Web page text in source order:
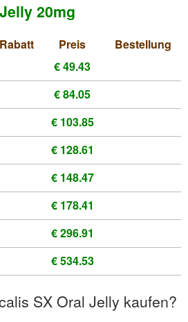
20mg
Rabatt Preis
Bestellung
€ 49.43
€ 84.05
€ 103.85
€ 128.61
€ 148.47
€ 178.41
€ 296.91
€ 534.53
SX Oral Jelly kaufen?